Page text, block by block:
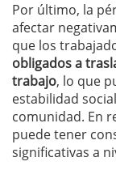
Por último, la
afectar
que los
obligados a
trabajo, lo que
estabilidad
comunidad. En
puede tener
significativas a